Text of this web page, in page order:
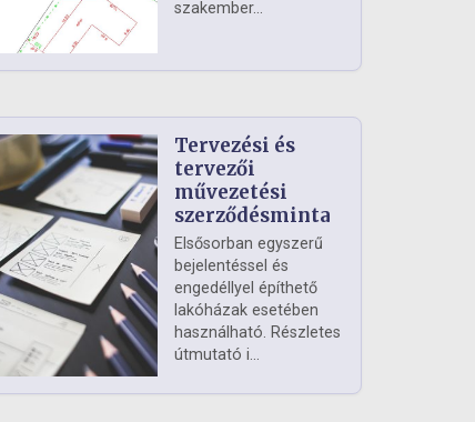
szakember...
Tervezési és
tervezői
művezetési
szerződésminta
Elsősorban egyszerű
bejelentéssel és
engedéllyel építhető
lakóházak esetében
használható. Részletes
útmutató i...